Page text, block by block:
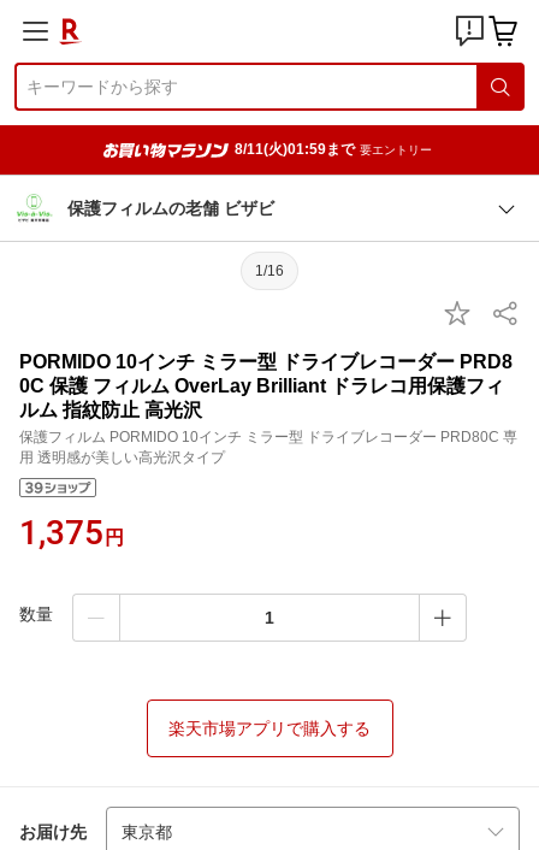
8/11(火)01:59まで 要エントリー
保護フィルムの老舗 ビザビ
1/16
PORMIDO 10インチ ミラー型 ドライブレコーダー PRD8
0C 保護 フィルム OverLay Brilliant ドラレコ用保護フィ
ルム 指紋防止 高光沢
保護フィルム PORMIDO 10インチ ミラー型 ドライブレコーダー PRD80C 専
用 透明感が美しい高光沢タイプ
1,375 円
数量
楽天市場アプリで購入する
お届け先